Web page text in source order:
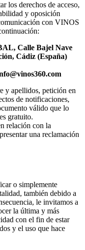
los derechos de acceso,
y oposición
con VINOS
Calle Bajel Nave
Cádiz (España)
y apellidos, petición en
de notificaciones,
válido que lo
gratuito.
relación con la
una reclamación
o simplemente
también debido a
le invitamos a
la última y más
con el fin de estar
y el uso que hace